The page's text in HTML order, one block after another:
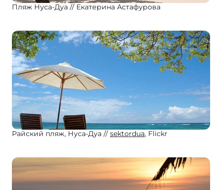
Пляж Нуса-Дуа Екатерина Астафурова
Райский пляж, Нуса-Дуа sektordua, Flickr